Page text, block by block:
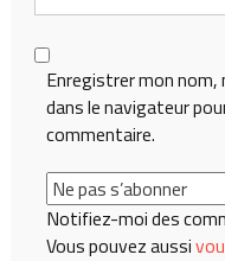
Enregistrer mon
dans le navigateur
commentaire.
Notifiez-moi des
Vous pouvez aussi